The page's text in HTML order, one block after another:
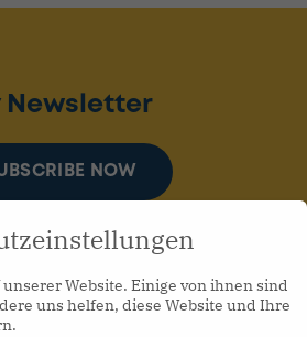
Newsletter
NOW
Website. Einige von ihnen sind
uns helfen, diese Website und Ihre